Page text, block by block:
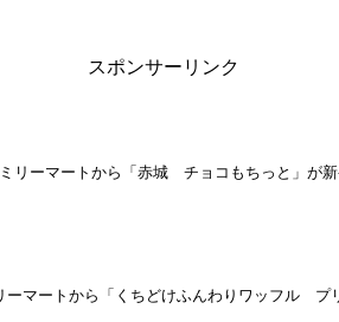
スポンサーリンク
リーマートから「赤城 チョコもちっと」が新
ーマートから「くちどけふんわりワッフル プ